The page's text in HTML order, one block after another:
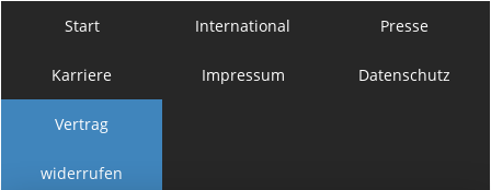
Start International Presse
Karriere Impressum Datenschutz
Vertrag
widerrufen